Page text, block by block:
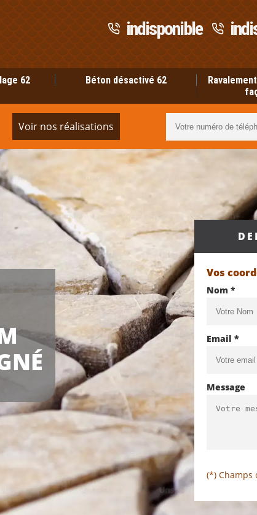
indisponible
62 Béton désactivé 62
Voir nos réalisations
Vos
Nom *
Email *
Message
(*) Champs